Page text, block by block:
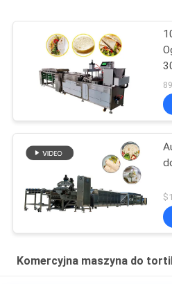
Komercyjna maszyna do